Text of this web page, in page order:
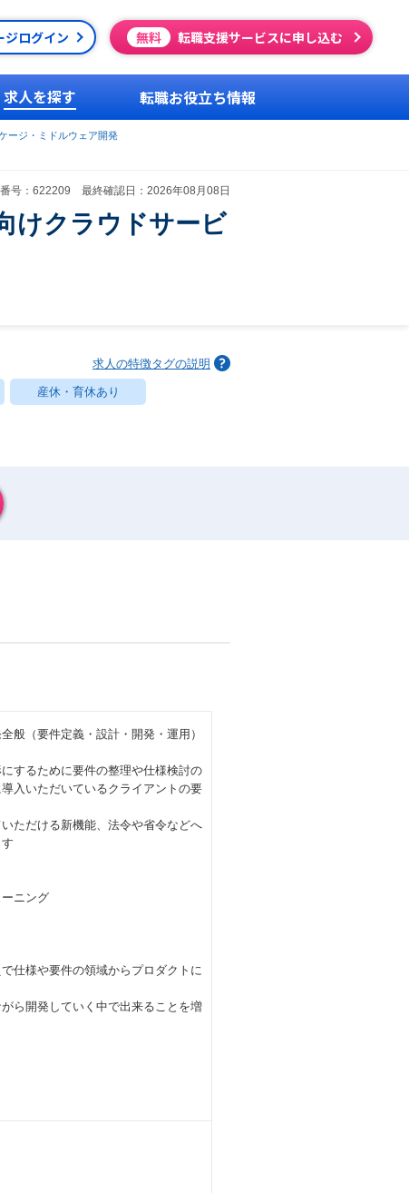
ジログイン 無料 転職支援サービスに申し込む
求人を探す 転職お役立ち情報
ージ・ミドルウェア開発
号：622209 最終確認日：2026年08月08日
けクラウドサービ
求人の特徴タグの説明
産休・育休あり
般（要件定義・設計・開発・運用）
するために要件の整理や仕様検討の
入いただいているクライアントの要
ただける新機能、法令や省令などへ
ニング
仕様や要件の領域からプロダクトに
ら開発していく中で出来ることを増